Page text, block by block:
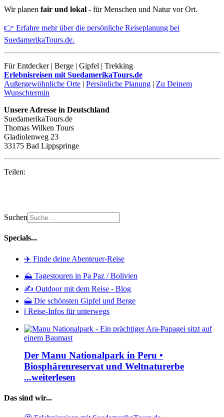
Wir planen fair und lokal - für Menschen und Natur vor Ort.
👉 Erfahre mehr über die persönliche Reiseplanung bei
SuedamerikaTours.de.
Für Entdecker | Berge | Gipfel | Trekking
Erlebnisreisen mit SuedamerikaTours.de
Außergewöhnliche Orte | Persönliche Planung | Zu Deinem
Wunschtermin
Unsere Adresse in Deutschland
SuedamerikaTours.de
Thomas Wilken Tours
Gladiolenweg 23
33175 Bad Lippspringe
Teilen:
Suchen
Specials...
✈️ Finde deine Abenteuer-Reise
⛰️ Tagestouren in Pa Paz / Bolivien
✍️ Outdoor mit dem Reise - Blog
🗻 Die schönsten Gipfel und Berge
ℹ️ Reise-Infos für unterwegs
Der Manu Nationalpark in Peru •
Biosphärenreservat und Weltnaturerbe
...weiterlesen
Das sind wir...